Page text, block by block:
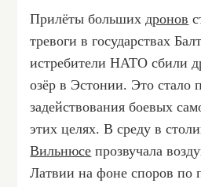
Прилёты большихдронов
тревоги в государствах
истребители НАТО сбили
озёр в Эстонии. Это стало
задействования боевых
этих целях. В среду в
Вильнюсе прозвучала
Латвии на фоне споров по